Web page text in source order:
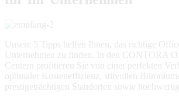
Unsere 5 Tipps helfen Ihnen, das richtige
Unternehmen zu finden. In den CONTORA
Centern profitieren Sie von einer perfekten
optimaler Kosteneffizienz, stilvollen
prestigeträchtigen Standorten sowie